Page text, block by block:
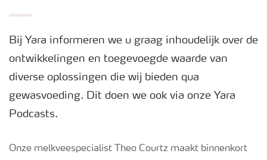
Podcasts
Bij Yara informeren we u graag inhoudelijk over de
ontwikkelingen en toegevoegde waarde van
diverse oplossingen die wij bieden qua
gewasvoeding. Dit doen we ook via onze Yara
Podcasts.
Onze melkveespecialist Theo Courtz maakt binnenkort